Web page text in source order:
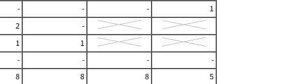
- - -
1
2
-
1
1
- - -
-
8 8 8
5